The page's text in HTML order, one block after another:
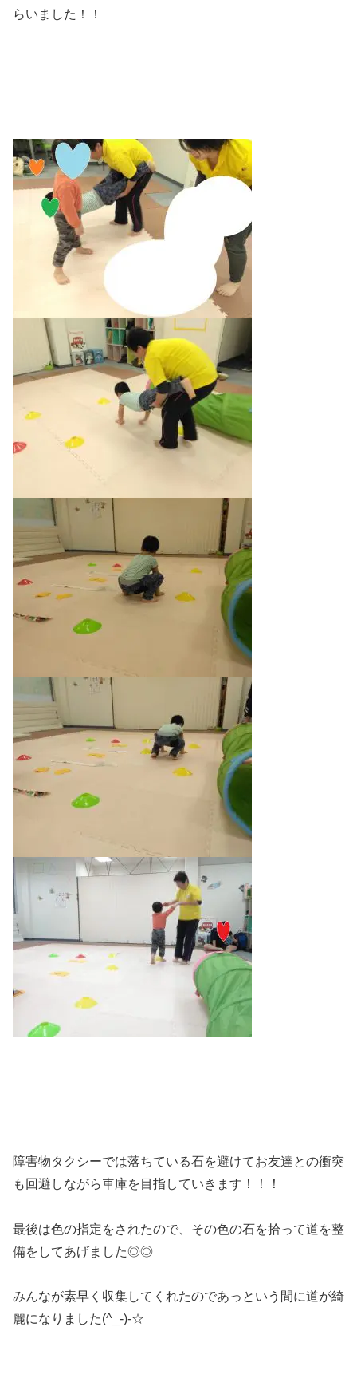
らいました！！
障害物タクシーでは落ちている石を避けてお友達との衝突
も回避しながら車庫を目指していきます！！！
最後は色の指定をされたので、その色の石を拾って道を整
備をしてあげました◎◎
みんなが素早く収集してくれたのであっという間に道が綺
麗になりました(^_-)-☆